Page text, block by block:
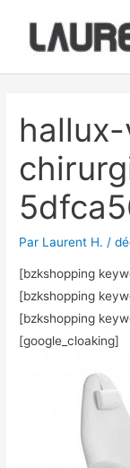
contenu
Par Laurent H. /
[bzkshopping
[bzkshopping
[bzkshopping
[google_cloaking]
articles